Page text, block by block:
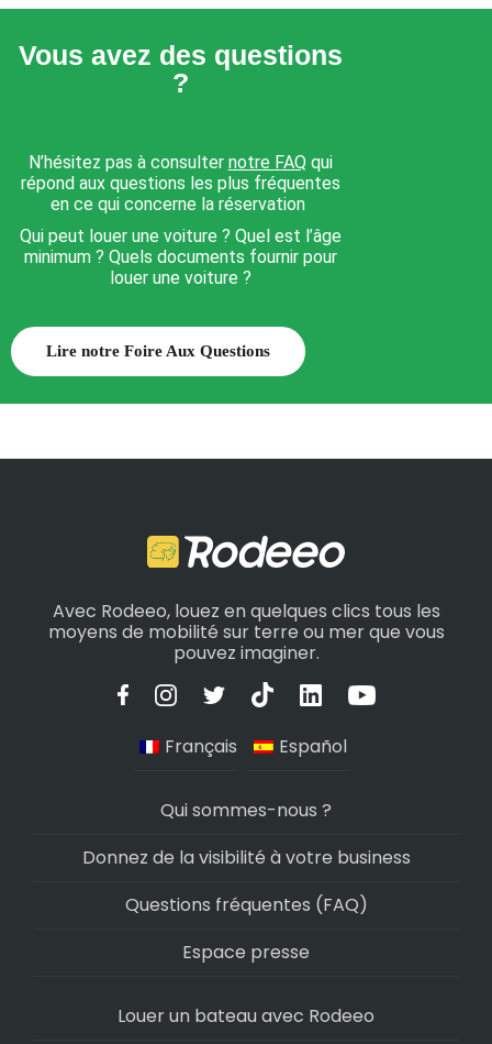
Vous avez des questions
?
N’hésitez pas à consulter notre FAQqui
répond aux questions les plus fréquentes
en ce qui concerne la réservation
Qui peut louer une voiture ? Quel est l’âge
minimum ? Quels documents fournir pour
louer une voiture ?
Lire notre Foire Aux Questions
Avec Rodeeo, louez en quelques clics tous les
moyens de mobilité sur terre ou mer que vous
pouvez imaginer.
Français Español
Qui sommes-nous ?
Donnez de la visibilité à votre business
Questions fréquentes (FAQ)
Espace presse
Louer un bateau avec Rodeeo